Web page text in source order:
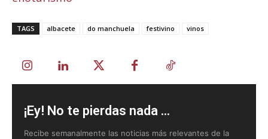
TAGS albacete do manchuela festivino vinos
¡Ey! No te pierdas nada ...
Recibe semanalmente las noticias más relevantes de la